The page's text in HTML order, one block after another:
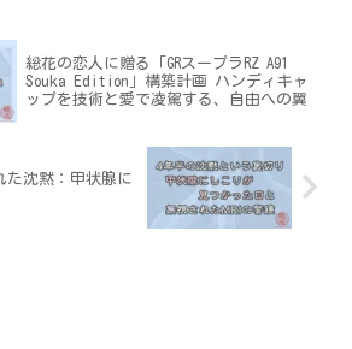
総花の恋人に贈る「GRスープラRZ A91
Souka Edition」構築計画 ハンディキャ
ップを技術と愛で凌駕する、自由への翼
た沈黙：甲状腺に